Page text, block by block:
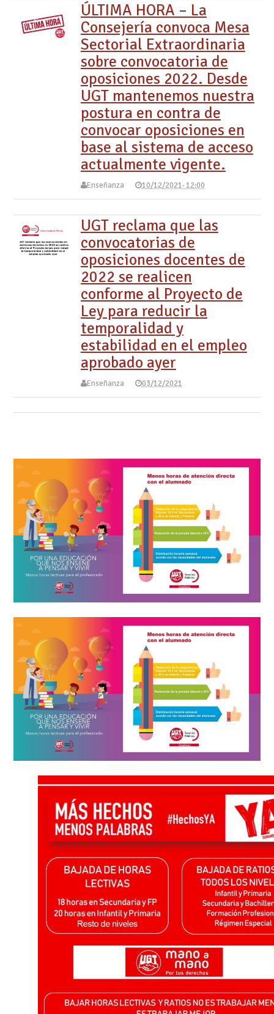
ÚLTIMA HORA – La
Consejería convoca Mesa
Sectorial Extraordinaria
sobre convocatoria de
oposiciones 2022. Desde
UGT mantenemos nuestra
postura en contra de
convocar oposiciones en
base al sistema de acceso
actualmente vigente.
Enseñanza 10/12/2021- 12:00
UGT reclama que las
convocatorias de
oposiciones docentes de
2022 se realicen
conforme al Proyecto de
Ley para reducir la
temporalidad y
estabilidad en el empleo
aprobado ayer
Enseñanza 03/12/2021